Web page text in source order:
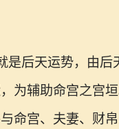
是后天运势，由后
为辅助命宫之宫
命宫、夫妻、财